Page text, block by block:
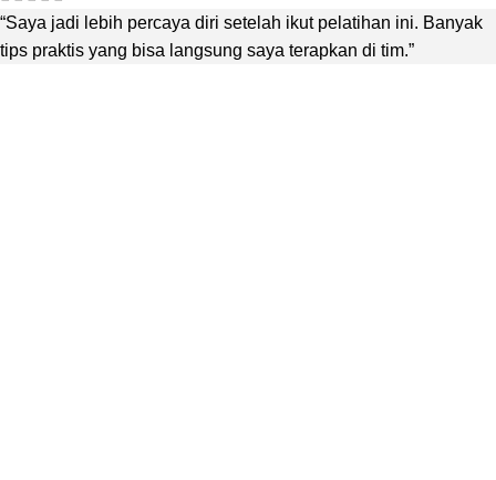
“Saya jadi lebih percaya diri setelah ikut pelatihan ini. Banyak
tips praktis yang bisa langsung saya terapkan di tim.”